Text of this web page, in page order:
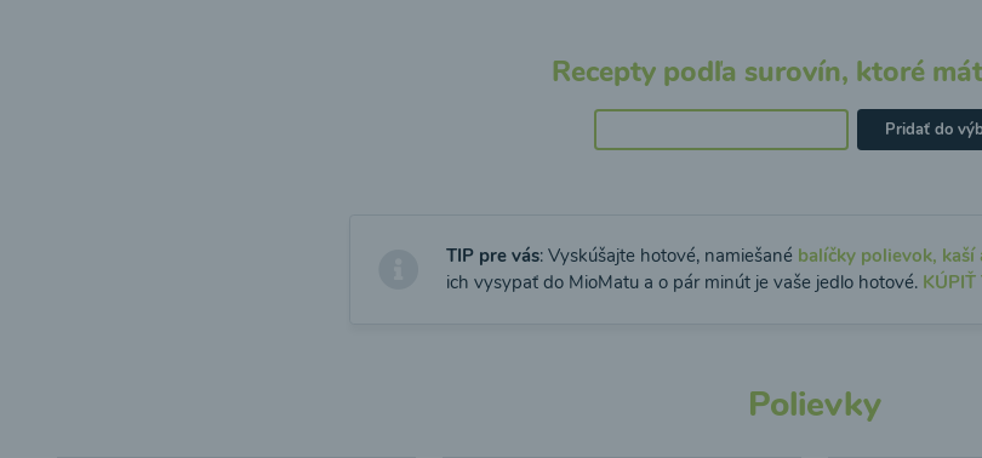
Recepty podľa surovín, ktoré
Pridať do
TIP pre vás: Vyskúšajte hotové, namiešané balíčky polievok,
ich vysypať do MioMatu a o pár minút je vaše jedlo hotové. KÚPIŤ
Polievky